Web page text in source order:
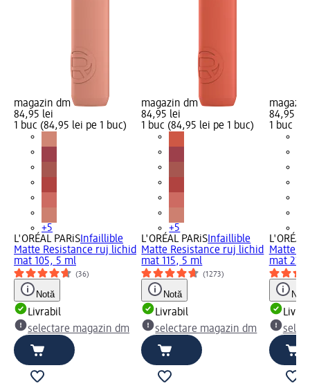
magazin dm
84,95 lei
1 buc (84,95 lei pe 1 buc)
+5
L'ORÉAL PARiSInfaillible
Matte Resistance ruj lichid
mat 105, 5 ml
(36)
Notă
Livrabil
selectare magazin dm
magazin dm
84,95 lei
1 buc (84,95 lei pe 1 buc)
+5
L'ORÉAL PARiSInfaillible
Matte Resistance ruj lichid
mat 115, 5 ml
(1273)
Notă
Livrabil
selectare magazin dm
84,95 lei
1 buc
L'ORÉAL
Matte
mat
Notă